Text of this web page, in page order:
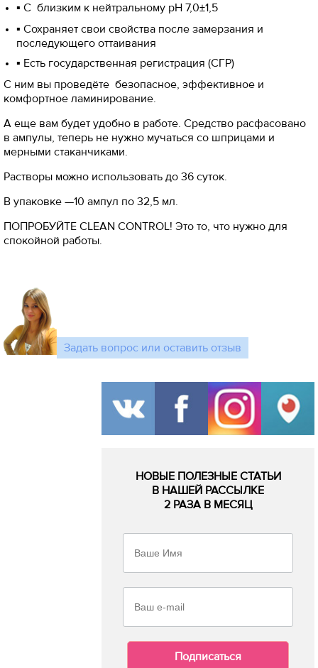
▪ С близким к нейтральному рН 7,0±1,5
▪ Сохраняет свои свойства после замерзания и
последующего оттаивания
▪ Есть государственная регистрация (СГР)
C ним вы проведёте безопасное, эффективное и
комфортное ламинирование.
А еще вам будет удобно в работе. Средство расфасовано
в ампулы, теперь не нужно мучаться со шприцами и
мерными стаканчиками.
Растворы можно использовать до 36 суток.
В упаковке —10 ампул по 32,5 мл.
ПОПРОБУЙТЕ CLEAN CONTROL! Это то, что нужно для
спокойной работы.
Задать вопрос или оставить отзыв
НОВЫЕ ПОЛЕЗНЫЕ СТАТЬИ
В НАШЕЙ РАССЫЛКЕ
2 РАЗА В МЕСЯЦ
Подписаться